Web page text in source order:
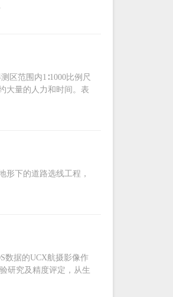
区范围内1∶1000比例尺
大量的人力和时间。表
形下的道路选线工程，
数据的UCX航摄影像作
研究及精度评定，从生